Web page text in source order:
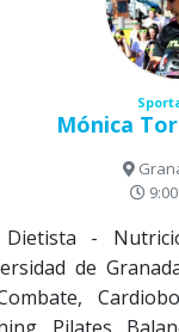
Mónica
Dietista -
de